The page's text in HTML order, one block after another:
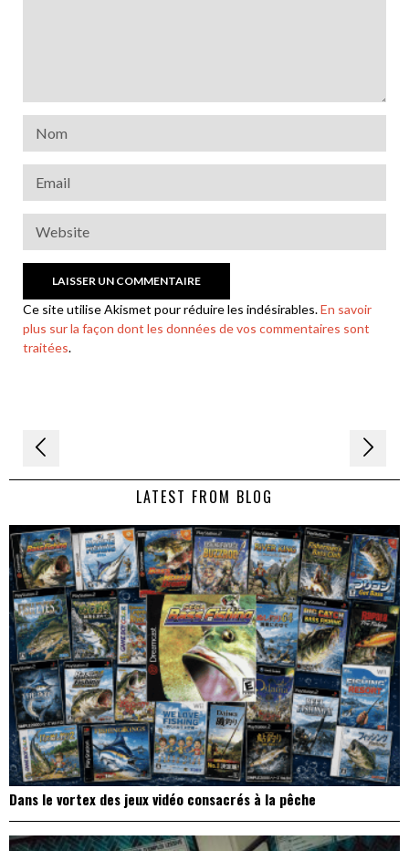
Ce site utilise Akismet pour réduire les indésirables.En savoir
plus sur la façon dont les données de vos commentaires sont
traitées.
Navigation
de LATEST FROM BLOG
Dans le vortex des jeux vidéo consacrés à la pêche